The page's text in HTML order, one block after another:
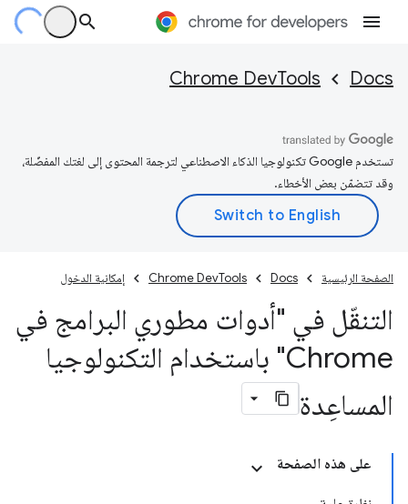
Docs
Chrome DevTools
تستخدم Google تكنولوجيا الذكاء الاصطناعي لترجمة المحتوى إلى لغتك المفضّلة،
وقد تتضمّن بعض الأخطاء.
الصفحة الرئيسية Docs
Chrome DevTools إمكانية الدخول
التنقّل في "أدوات مطوري البرامج في
Chrome" باستخدام التكنولوجيا
المساعِدة
على هذه الصفحة